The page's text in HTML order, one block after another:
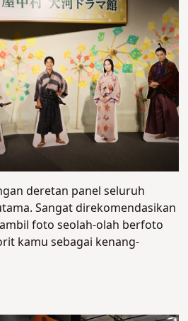
deretan panel seluruh
Sangat direkomendasikan
foto seolah-olah berfoto
kamu sebagai kenang-